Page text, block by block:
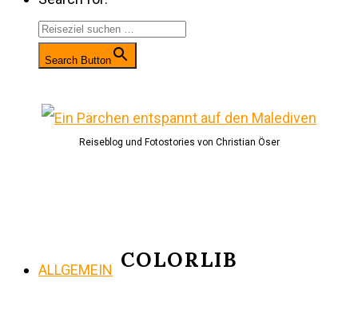
Search Button
Reiseblog und Fotostories von Christian Öser
COLORLIB
ALLGEMEIN